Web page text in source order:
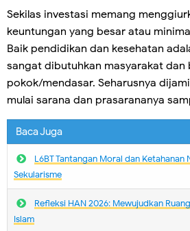
Sekilas investasi memang
keuntungan yang besar atau
Baik pendidikan dan kesehatan
sangat dibutuhkan masyarakat dan
pokok/mendasar. Seharusnya
mulai sarana dan prasarananya
Baca Juga
L6BT Tantangan Moral dan Ketahanan
Sekularisme
Refleksi HAN 2026: Mewujudkan
Islam